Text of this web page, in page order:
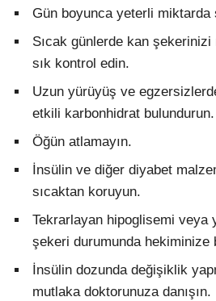
Gün boyunca yeterli miktarda
Sıcak günlerde kan şekerinizi
sık kontrol edin.
Uzun yürüyüş ve egzersizlerde
etkili karbonhidrat bulundurun.
Öğün atlamayın.
İnsülin ve diğer diyabet
sıcaktan koruyun.
Tekrarlayan hipoglisemi veya
şekeri durumunda hekiminize
İnsülin dozunda değişiklik
mutlaka doktorunuza danışın.